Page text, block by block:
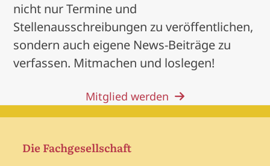
nicht nur Termine und
Stellenausschreibungen zu veröffentlichen,
sondern auch eigene News-Beiträge zu
verfassen. Mitmachen und loslegen!
Mitglied werden
Die Fachgesellschaft